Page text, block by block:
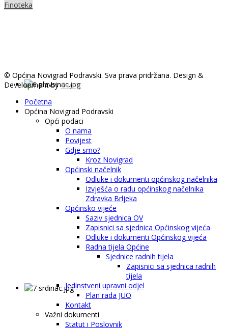
Finoteka
© Općina Novigrad Podravski. Sva prava pridržana. Design &
Development byGeorg
Početna
Općina Novigrad Podravski
Opći podaci
O nama
Povijest
Gdje smo?
Kroz Novigrad
Općinski načelnik
Odluke i dokumenti općinskog načelnika
Izvješća o radu općinskog načelnika
Zdravka Brljeka
Općinsko vijeće
Saziv sjednica OV
Zapisnici sa sjednica Općinskog vijeća
Odluke i dokumenti Općinskog vijeća
Radna tijela Općine
Sjednice radnih tijela
Zapisnici sa sjednica radnih
tijela
Jedinstveni upravni odjel
Plan rada JUO
Kontakt
Važni dokumenti
Statut i Poslovnik